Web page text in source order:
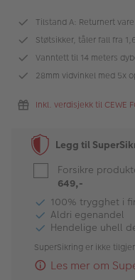
Merker
Lagersalg
Fotokurs
Inspirasjon
Butikkoversikt
Tilstand A: Returnert
Støtsikker, tåler fall fra
Vanntett til 14 meters
28mm vidvinkel med 5x
Inkl. verdisjekk til CEWE
Legg til
Forsikre
649,-
100% trygghet i
Aldri egenandel
Hendelige uhell
SuperSikring er ikke
Les mer om